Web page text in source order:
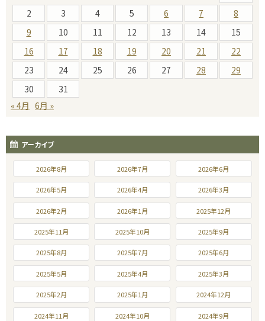
2 3 4 5 6 7
8
9
10 11 12 13 14
15
16
17 18 19 20 21
22
23
24 25 26 27 28
29
30
31
« 4月 6月 »
アーカイブ
2026年8月 2026年7月 2026年6月
2026年5月 2026年4月 2026年3月
2026年2月 2026年1月 2025年12月
2025年11月 2025年10月 2025年9月
2025年8月 2025年7月 2025年6月
2025年5月 2025年4月 2025年3月
2025年2月 2025年1月 2024年12月
2024年11月 2024年10月 2024年9月